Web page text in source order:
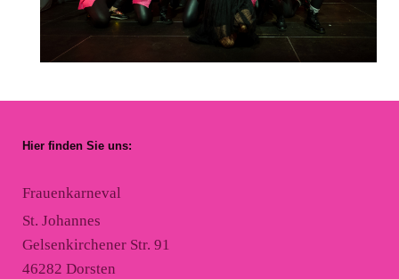
Hier finden Sie uns:
Frauenkarneval
St. Johannes
Gelsenkirchener Str. 91
46282 Dorsten